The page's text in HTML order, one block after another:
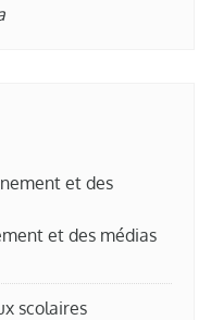
et des
et des médias
scolaires